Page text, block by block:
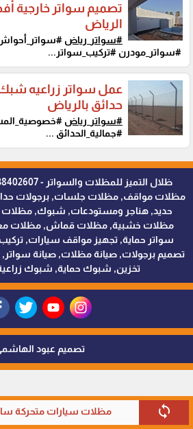
sync مظلات سيارات متحركة
تصميم سواتر خارجية
الرياض
#سواتر_رياض
#سواتر_مودرن #تركيب_سواتر...
عمل سواتر زراعيه
حدائق بالرياض
#سواتر_رياض
#جمالية_الحدائق ...
مظلات مواقف, مظلات جلسات, برجولات
حديد, هناجر ومستودعات, شبوك, مظلات
مظلات خشبية, مظلات قماش, مظلات
سواتر حماية, تجهيز مواقف سيارات,
تصميم برجولات, صيانة مظلات, صيانة
تخزين, شبوك حماية, شبوك
تصميم عبود